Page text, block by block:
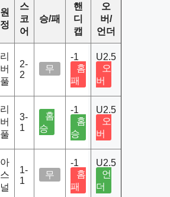
원
정
스
코
어
승/패
핸
디
캡
오
버/
언더
리
버
풀
2-
2
무
-1
홈
패
U2.5
오
버
리
버
풀
3-
1
홈
승
-1
홈
승
U2.5
오
버
아
스
널
1-
1
무
-1
홈
패
U2.5
언
더